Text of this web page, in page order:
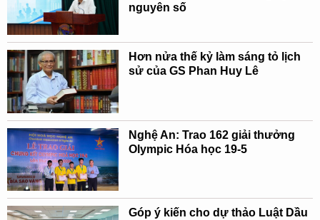
nguyên số
Hơn nửa thế kỷ làm sáng tỏ lịch
sử của GS Phan Huy Lê
Nghệ An: Trao 162 giải thưởng
Olympic Hóa học 19-5
Góp ý kiến cho dự thảo Luật Dầu